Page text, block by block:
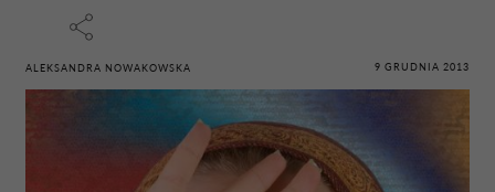
ALEKSANDRA NOWAKOWSKA 9 GRUDNIA 2013